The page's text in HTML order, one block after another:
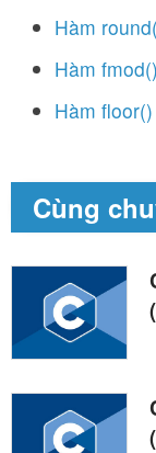
Hàm
Hàm
Hàm
Cùng